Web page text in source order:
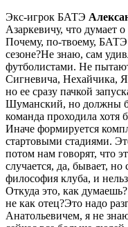
Экс-игрок БАТЭ
Азаркевичу, что думает
Почему, по-твоему,
сезоне?Не знаю, сам
футболистами. Не
Сигневича, Нехайчика,
но ее сразу пачкой
Шуманский, но должны
команда проходила хотя
Иначе формируется
стартовыми стадиями.
потом нам говорят, что
случается, да, бывает,
философия клуба, и
Откуда это, как
не как отец?Это надо
Анатольевичем, я не